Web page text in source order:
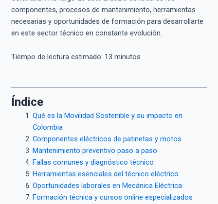
componentes, procesos de mantenimiento, herramientas
necesarias y oportunidades de formación para desarrollarte
en este sector técnico en constante evolución.
Tiempo de lectura estimado: 13 minutos
Índice
Qué es la Movilidad Sostenible y su impacto en
Colombia
Componentes eléctricos de patinetas y motos
Mantenimiento preventivo paso a paso
Fallas comunes y diagnóstico técnico
Herramientas esenciales del técnico eléctrico
Oportunidades laborales en Mecánica Eléctrica
Formación técnica y cursos online especializados